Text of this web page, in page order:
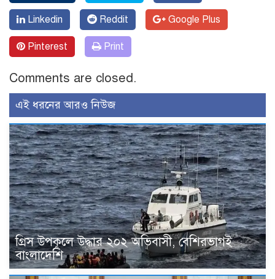
Linkedin Reddit Google Plus
Pinterest Print
Comments are closed.
এই ধরনের আরও নিউজ
গ্রিস উপকূলে উদ্ধার ২০২ অভিবাসী, বেশিরভাগই
বাংলাদেশি